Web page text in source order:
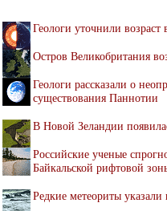
Геологи уточнили возраст
Остров Великобритания
Геологи рассказали о
существования Паннотии
В Новой Зеландии
Российские ученые
Байкальской рифтовой
Редкие метеориты